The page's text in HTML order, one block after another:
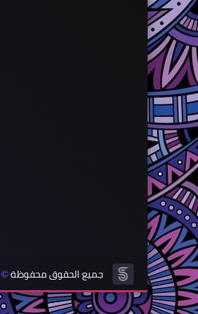
جميع الحقوق محفوظة©